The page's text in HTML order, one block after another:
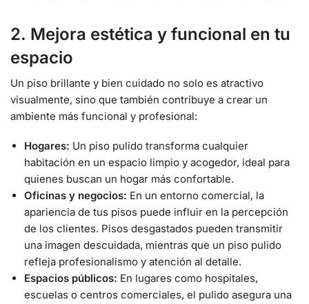
2. Mejora estética y funcional en tu
espacio
Un piso brillante y bien cuidado no solo es atractivo
visualmente, sino que también contribuye a crear un
ambiente más funcional y profesional:
Hogares: Un piso pulido transforma cualquier
habitación en un espacio limpio y acogedor, ideal para
quienes buscan un hogar más confortable.
Oficinas y negocios: En un entorno comercial, la
apariencia de tus pisos puede influir en la percepción
de los clientes. Pisos desgastados pueden transmitir
una imagen descuidada, mientras que un piso pulido
refleja profesionalismo y atención al detalle.
Espacios públicos: En lugares como hospitales,
escuelas o centros comerciales, el pulido asegura una